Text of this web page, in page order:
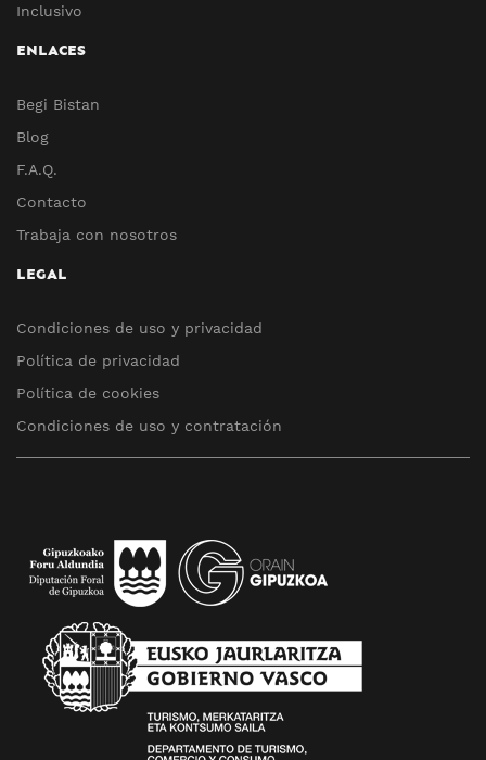
Inclusivo
ENLACES
Begi Bistan
Blog
F.A.Q.
Contacto
Trabaja con nosotros
LEGAL
Condiciones de uso y privacidad
Política de privacidad
Política de cookies
Condiciones de uso y contratación